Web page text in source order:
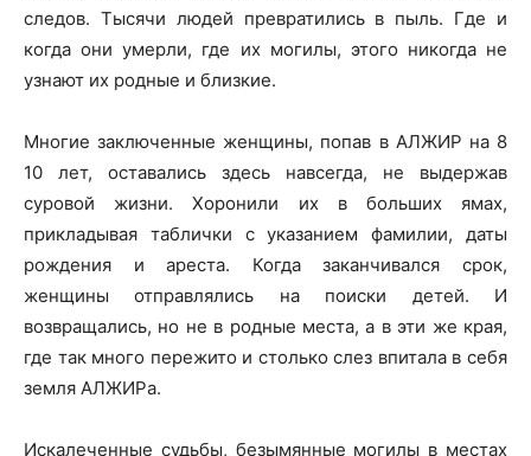
следов. Тысячи людей превратились в пыль. Где и
когда они умерли, где их могилы, этого никогда не
узнают их родные и близкие.
Многие заключенные женщины, попав в АЛЖИР на 8
10 лет, оставались здесь навсегда, не выдержав
суровой жизни. Хоронили их в больших ямах,
прикладывая таблички с указанием фамилии, даты
рождения и ареста. Когда заканчивался срок,
женщины отправлялись на поиски детей. И
возвращались, но не в родные места, а в эти же края,
где так много пережито и столько слез впитала в себя
земля АЛЖИРа.
Искалеченные судьбы, безымянные могилы в местах